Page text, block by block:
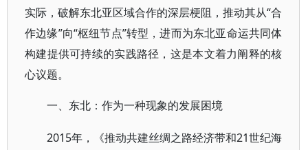
实际，破解东北亚区域合作的深层梗阻，推动其从“合
作边缘”向“枢纽节点”转型，进而为东北亚命运共同体
构建提供可持续的实践路径，这是本文着力阐释的核
心议题。
一、东北：作为一种现象的发展困境
2015年，《推动共建丝绸之路经济带和21世纪海